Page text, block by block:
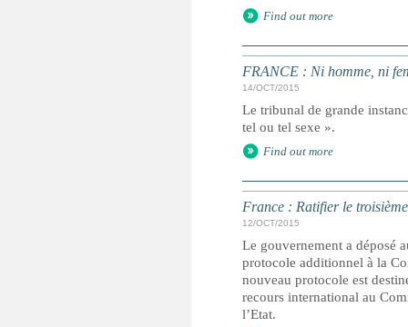
Find out more
FRANCE : Ni homme, ni
14/OCT/2015
Le tribunal de grande
tel ou tel sexe ».
Find out more
France : Ratifier le
12/OCT/2015
Le gouvernement a déposé
protocole additionnel à la
nouveau protocole est
recours international au
l’Etat.